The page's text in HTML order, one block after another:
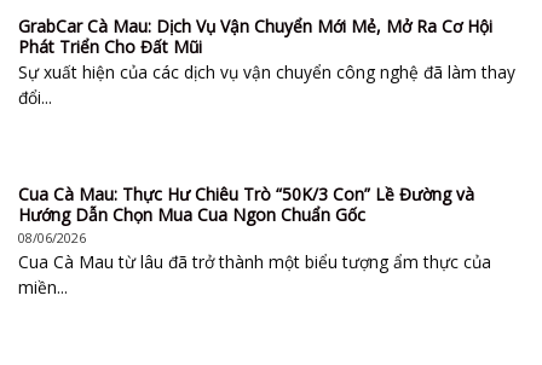
GrabCar Cà Mau: Dịch Vụ Vận Chuyển Mới Mẻ, Mở Ra Cơ Hội
Phát Triển Cho Đất Mũi
Sự xuất hiện của các dịch vụ vận chuyển công nghệ đã làm thay
đổi...
Cua Cà Mau: Thực Hư Chiêu Trò “50K/3 Con” Lề Đường và
Hướng Dẫn Chọn Mua Cua Ngon Chuẩn Gốc
08/06/2026
Cua Cà Mau từ lâu đã trở thành một biểu tượng ẩm thực của
miền...